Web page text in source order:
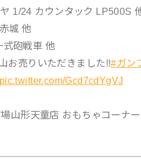
1/24 カウンタック LP500S
城 他
式砲戦車 他
お売りいただきました!!#ガン
pic.twitter.com/Gcd7cdYgVJ
山形天童店 おもちゃコーナ